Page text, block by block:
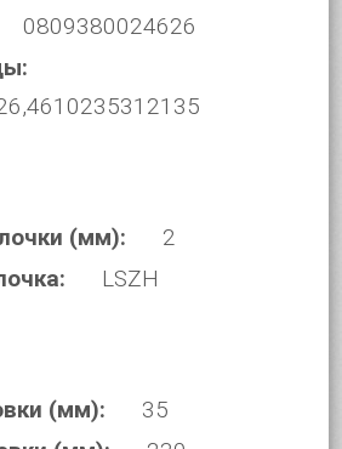
0809380024626
(мм):
2
LSZH
(мм):
35